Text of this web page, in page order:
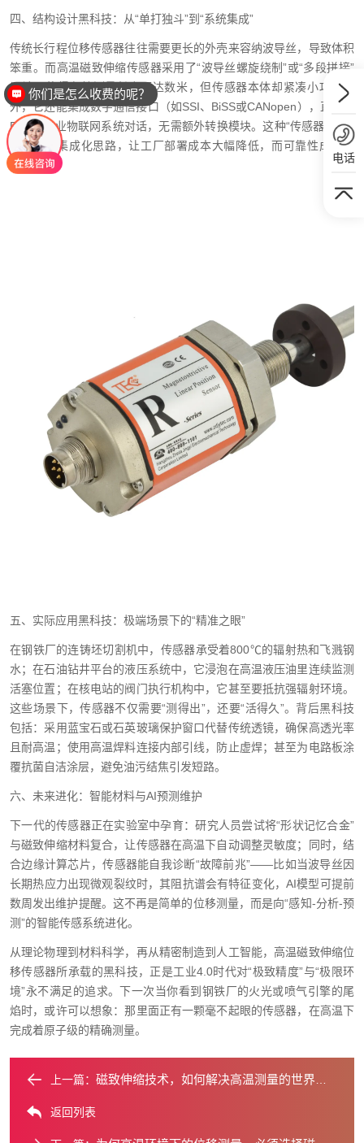
四、结构设计黑科技：从“单打独斗”到“系统集成”
传统长行程位移传感器往往需要更长的外壳来容纳波导丝，导致体积
笨重。而高温磁致伸缩传感器采用了“波导丝螺旋绕制”或“多段拼接”
设计，使得有效测量长度可达数米，但传感器本体却紧凑小巧。此
外，它还能集成数字通信接口（如SSI、BiSS或CANopen），直接与
PLC或工业物联网系统对话，无需额外转换模块。这种“传感器+通信
+计算”的集成化思路，让工厂部署成本大幅降低，而可靠性成倍提
升。
五、实际应用黑科技：极端场景下的“精准之眼”
在钢铁厂的连铸坯切割机中，传感器承受着800℃的辐射热和飞溅钢
水；在石油钻井平台的液压系统中，它浸泡在高温液压油里连续监测
活塞位置；在核电站的阀门执行机构中，它甚至要抵抗强辐射环境。
这些场景下，传感器不仅需要“测得出”，还要“活得久”。背后黑科技
包括：采用蓝宝石或石英玻璃保护窗口代替传统透镜，确保高透光率
且耐高温；使用高温焊料连接内部引线，防止虚焊；甚至为电路板涂
覆抗菌自洁涂层，避免油污结焦引发短路。
六、未来进化：智能材料与AI预测维护
下一代的传感器正在实验室中孕育：研究人员尝试将“形状记忆合金”
与磁致伸缩材料复合，让传感器在高温下自动调整灵敏度；同时，结
合边缘计算芯片，传感器能自我诊断“故障前兆”——比如当波导丝因
长期热应力出现微观裂纹时，其阻抗谱会有特征变化，AI模型可提前
数周发出维护提醒。这不再是简单的位移测量，而是向“感知-分析-预
测”的智能传感系统进化。
从理论物理到材料科学，再从精密制造到人工智能，高温磁致伸缩位
移传感器所承载的黑科技，正是工业4.0时代对“极致精度”与“极限环
境”永不满足的追求。下一次当你看到钢铁厂的火光或喷气引擎的尾
焰时，或许可以想象：那里面正有一颗毫不起眼的传感器，在高温下
完成着原子级的精确测量。
上一篇： 磁致伸缩技术，如何解决高温测量的世界难题？
返回列表
电话
你们是怎么收费的呢？